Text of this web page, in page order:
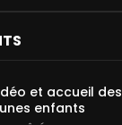
et accueil des
enfants